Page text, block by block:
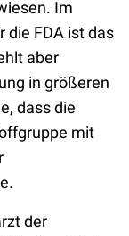
Im
die FDA ist das
aber
in größeren
dass die
mit
der